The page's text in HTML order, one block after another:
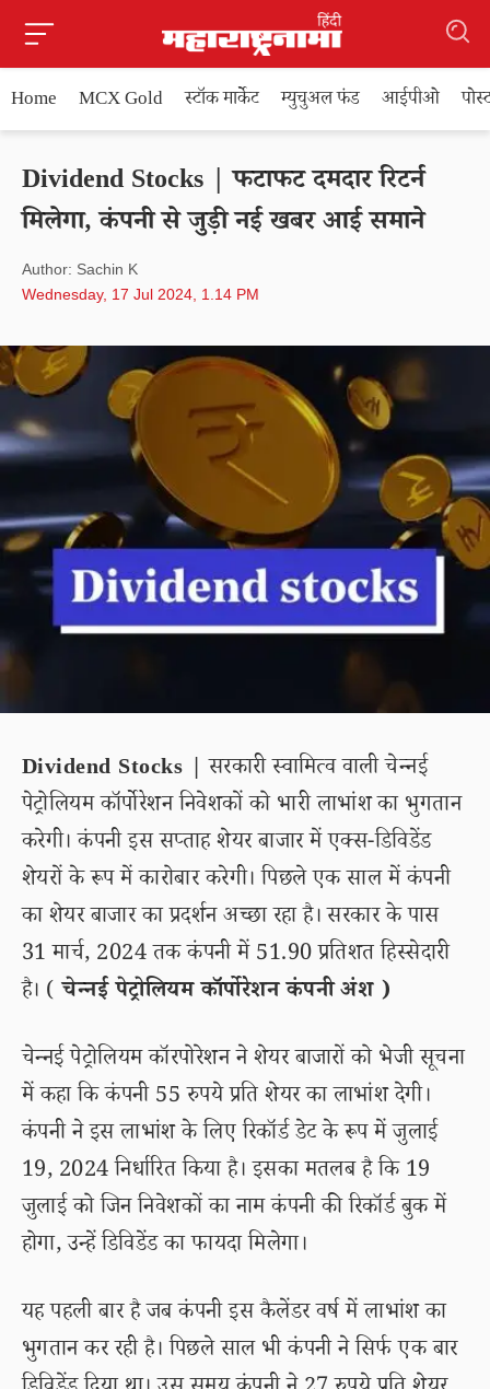
Home MCX Gold स्टॉक मार्केट म्युचुअल फंड आईपीओ
Dividend Stocks | फटाफट दमदार रिटर्न
मिलेगा, कंपनी से जुड़ी नई खबर आई समाने
Author: Sachin K
Wednesday, 17 Jul 2024, 1.14 PM
Dividend Stocks | सरकारी स्वामित्व वाली चेन्नई
पेट्रोलियम कॉर्पोरेशन निवेशकों को भारी लाभांश का भुगतान
करेगी। कंपनी इस सप्ताह शेयर बाजार में एक्स-डिविडेंड
शेयरों के रूप में कारोबार करेगी। पिछले एक साल में कंपनी
का शेयर बाजार का प्रदर्शन अच्छा रहा है। सरकार के पास
31 मार्च, 2024 तक कंपनी में 51.90 प्रतिशत हिस्सेदारी
है। ( चेन्नई पेट्रोलियम कॉर्पोरेशन कंपनी अंश )
चेन्नई पेट्रोलियम कॉरपोरेशन ने शेयर बाजारों को भेजी सूचना
में कहा कि कंपनी 55 रुपये प्रति शेयर का लाभांश देगी।
कंपनी ने इस लाभांश के लिए रिकॉर्ड डेट के रूप में जुलाई
19, 2024 निर्धारित किया है। इसका मतलब है कि 19
जुलाई को जिन निवेशकों का नाम कंपनी की रिकॉर्ड बुक में
होगा, उन्हें डिविडेंड का फायदा मिलेगा।
यह पहली बार है जब कंपनी इस कैलेंडर वर्ष में लाभांश का
भुगतान कर रही है। पिछले साल भी कंपनी ने सिर्फ एक बार